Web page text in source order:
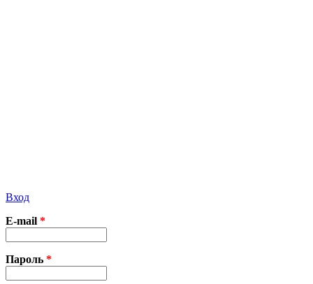
Вход
E-mail *
Пароль *